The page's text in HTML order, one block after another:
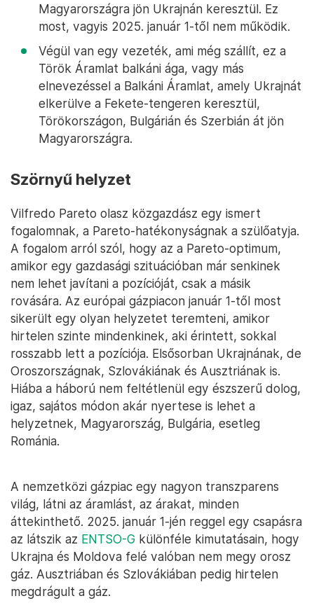
Magyarországra jön Ukrajnán keresztül. Ez
most, vagyis 2025. január 1-től nem működik.
Végül van egy vezeték, ami még szállít, ez a
Török Áramlat balkáni ága, vagy más
elnevezéssel a Balkáni Áramlat, amely Ukrajnát
elkerülve a Fekete-tengeren keresztül,
Törökországon, Bulgárián és Szerbián át jön
Magyarországra.
Szörnyű helyzet
Vilfredo Pareto olasz közgazdász egy ismert
fogalomnak, a Pareto-hatékonyságnak a szülőatyja.
A fogalom arról szól, hogy az a Pareto-optimum,
amikor egy gazdasági szituációban már senkinek
nem lehet javítani a pozícióját, csak a másik
rovására. Az európai gázpiacon január 1-től most
sikerült egy olyan helyzetet teremteni, amikor
hirtelen szinte mindenkinek, aki érintett, sokkal
rosszabb lett a pozíciója. Elsősorban Ukrajnának, de
Oroszországnak, Szlovákiának és Ausztriának is.
Hiába a háború nem feltétlenül egy észszerű dolog,
igaz, sajátos módon akár nyertese is lehet a
helyzetnek, Magyarország, Bulgária, esetleg
Románia.
A nemzetközi gázpiac egy nagyon transzparens
világ, látni az áramlást, az árakat, minden
áttekinthető. 2025. január 1-jén reggel egy csapásra
az látszik az ENTSO-G különféle kimutatásain, hogy
Ukrajna és Moldova felé valóban nem megy orosz
gáz. Ausztriában és Szlovákiában pedig hirtelen
megdrágult a gáz.